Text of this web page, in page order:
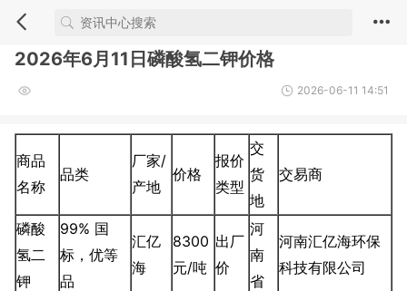
2026年6月11日磷酸氢二钾价格
2026-06-11 14:51
商品
名称
品类
厂家/
产地
价格
报价
类型
交
货
地
交易商
磷酸
氢二
钾
99% 国
标，优等
品
汇亿
海
8300
元/吨
出厂
价
河
南
省
河南汇亿海环保
科技有限公司